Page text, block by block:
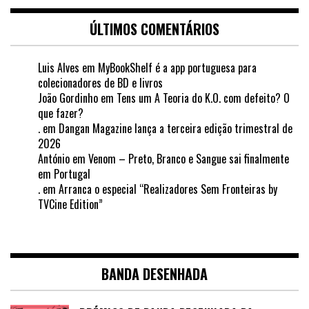
ÚLTIMOS COMENTÁRIOS
Luis Alves em MyBookShelf é a app portuguesa para
colecionadores de BD e livros
João Gordinho em Tens um A Teoria do K.O. com defeito? O
que fazer?
. em Dangan Magazine lança a terceira edição trimestral de
2026
António em Venom – Preto, Branco e Sangue sai finalmente
em Portugal
. em Arranca o especial “Realizadores Sem Fronteiras by
TVCine Edition”
BANDA DESENHADA